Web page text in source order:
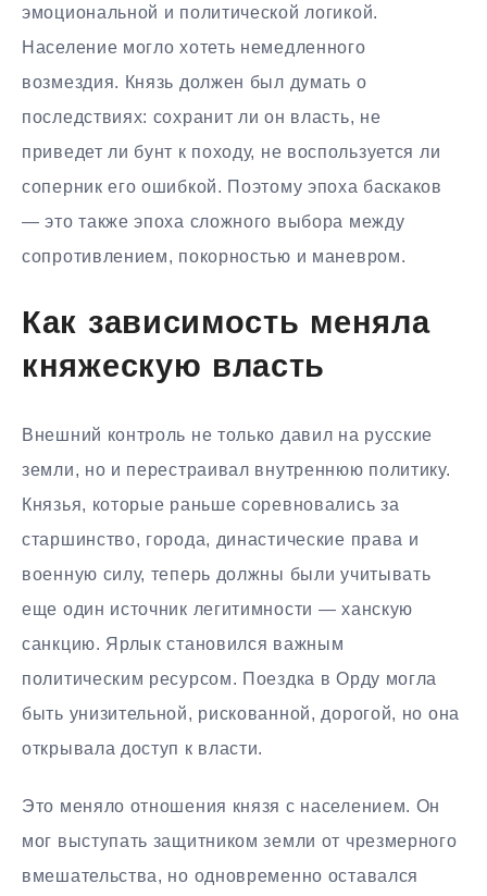
эмоциональной и политической логикой.
Население могло хотеть немедленного
возмездия. Князь должен был думать о
последствиях: сохранит ли он власть, не
приведет ли бунт к походу, не воспользуется ли
соперник его ошибкой. Поэтому эпоха баскаков
— это также эпоха сложного выбора между
сопротивлением, покорностью и маневром.
Как зависимость меняла
княжескую власть
Внешний контроль не только давил на русские
земли, но и перестраивал внутреннюю политику.
Князья, которые раньше соревновались за
старшинство, города, династические права и
военную силу, теперь должны были учитывать
еще один источник легитимности — ханскую
санкцию. Ярлык становился важным
политическим ресурсом. Поездка в Орду могла
быть унизительной, рискованной, дорогой, но она
открывала доступ к власти.
Это меняло отношения князя с населением. Он
мог выступать защитником земли от чрезмерного
вмешательства, но одновременно оставался